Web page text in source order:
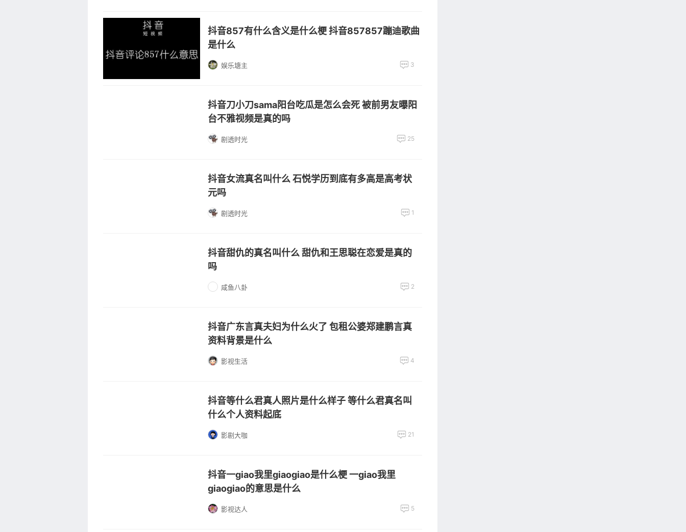
抖音857有什么含义是什么梗 抖音857857蹦迪歌曲
是什么
娱乐塘主 3
抖音刀小刀sama阳台吃瓜是怎么会死 被前男友曝阳
台不雅视频是真的吗
剧透时光 25
抖音女流真名叫什么 石悦学历到底有多高是高考状
元吗
剧透时光 1
抖音甜仇的真名叫什么 甜仇和王思聪在恋爱是真的
吗
咸鱼八卦 2
抖音广东言真夫妇为什么火了 包租公婆郑建鹏言真
资料背景是什么
影视生活 4
抖音等什么君真人照片是什么样子 等什么君真名叫
什么个人资料起底
影剧大咖 21
抖音一giao我里giaogiao是什么梗 一giao我里
giaogiao的意思是什么
影视达人 5